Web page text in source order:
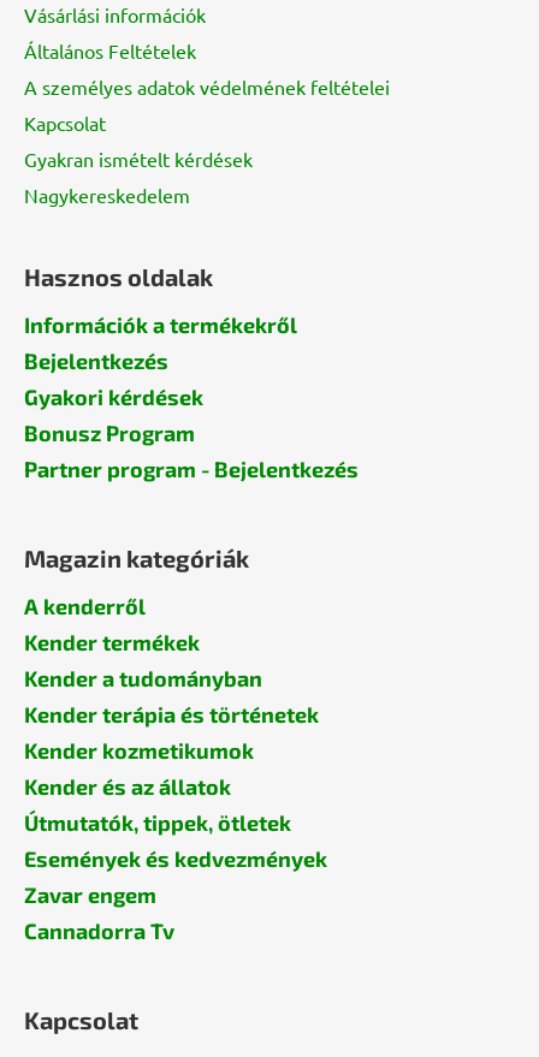
Vásárlási információk
Általános Feltételek
A személyes adatok védelmének feltételei
Kapcsolat
Gyakran ismételt kérdések
Nagykereskedelem
Hasznos oldalak
Információk a termékekről
Bejelentkezés
Gyakori kérdések
Bonusz Program
Partner program - Bejelentkezés
Magazin kategóriák
A kenderről
Kender termékek
Kender a tudományban
Kender terápia és történetek
Kender kozmetikumok
Kender és az állatok
Útmutatók, tippek, ötletek
Események és kedvezmények
Zavar engem
Cannadorra Tv
Kapcsolat